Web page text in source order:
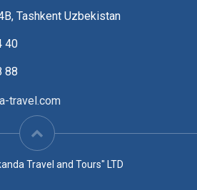
Tashkent Uzbekistan
40
88
travel.com
Travel and Tours" LTD